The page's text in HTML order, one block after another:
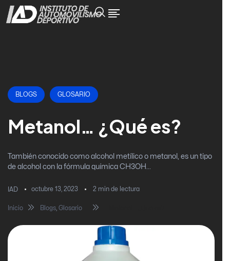
BLOGS GLOSARIO
Metanol… ¿Qué es?
También conocido como alcohol metílico o metanol, es un tipo
de alcohol con la fórmula química CH3OH...
IAD octubre 13, 2023 2 min de lectura
Inicio Blogs, Glosario